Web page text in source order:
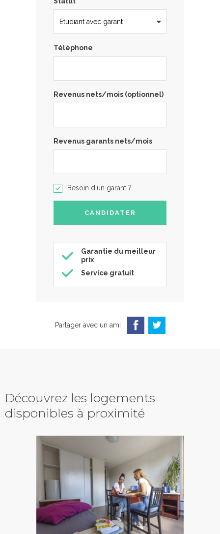
Téléphone
Revenus nets/mois (optionnel)
Revenus garants nets/mois
Besoin d'un garant ?
Garantie du meilleur
prix
Service gratuit
Partager avec un ami
Découvrez les logements
disponibles à proximité